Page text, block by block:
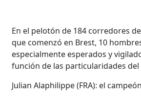
En el pelotón de 184 corredores
que comenzó en Brest, 10
especialmente esperados y
función de las particularidades
Julian Alaphilippe (FRA): el